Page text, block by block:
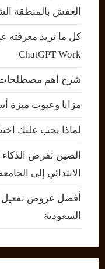
العفش بالمنطقة
كل ما تريد
ChatGPT Work
شرح أهم مصطلحات
مزايا وعيوب ميزة
لماذا يجب عليك
الصين تفرض
الابتدائي إلى
السعودية